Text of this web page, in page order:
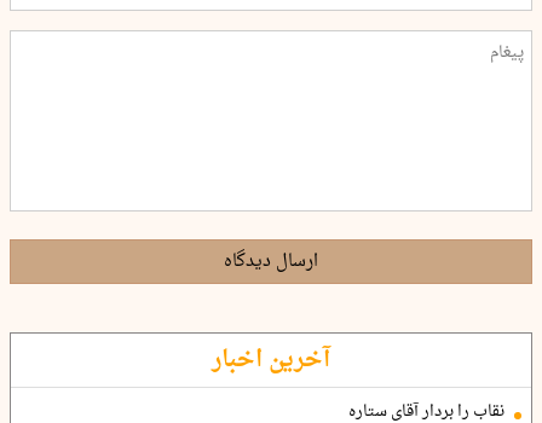
ارسال دیدگاه
آخرین اخبار
نقاب را بردار آقای ستاره